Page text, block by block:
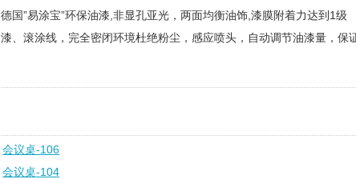
国”易涂宝”环保油漆,非显孔亚光，两面均衡油饰,漆膜附着力达到1级
、滚涂线，完全密闭环境杜绝粉尘，感应喷头，自动调节油漆量，保
会议桌-106
会议桌-104